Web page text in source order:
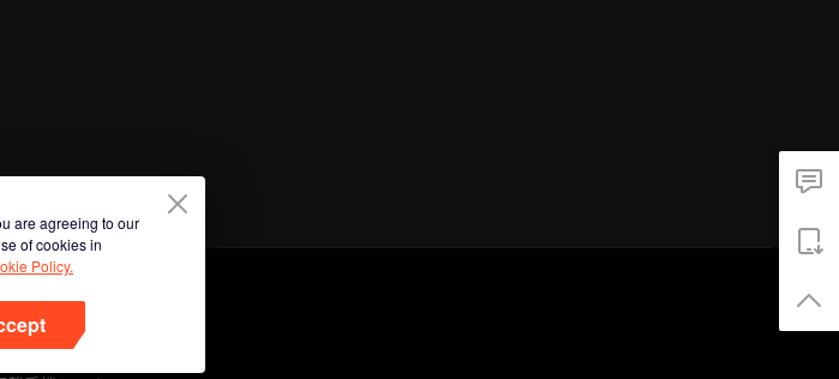
are agreeing to our
of cookies in
Policy.